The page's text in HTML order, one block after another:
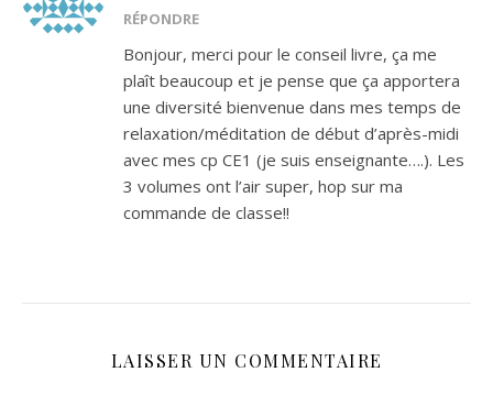
RÉPONDRE
Bonjour, merci pour le conseil livre, ça me
plaît beaucoup et je pense que ça apportera
une diversité bienvenue dans mes temps de
relaxation/méditation de début d’après-midi
avec mes cp CE1 (je suis enseignante….). Les
3 volumes ont l’air super, hop sur ma
commande de classe!!
LAISSER UN COMMENTAIRE